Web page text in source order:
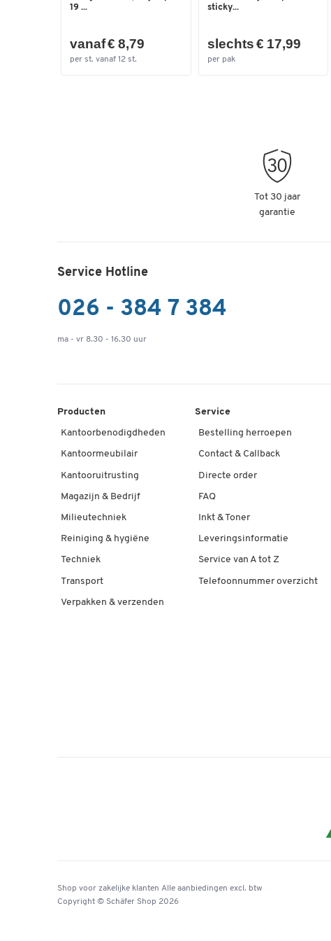
19 ...
vanaf € 8,79
per st. vanaf 12 st.
sticky...
slechts € 17,99
per pak
Tot 30 jaar
garantie
Service Hotline
026 - 384 7 384
ma - vr 8.30 - 16.30 uur
Producten
Kantoorbenodigdheden
Kantoormeubilair
Kantooruitrusting
Magazijn & Bedrijf
Milieutechniek
Reiniging & hygiëne
Techniek
Transport
Verpakken & verzenden
Service
Bestelling herroepen
Contact & Callback
Directe order
FAQ
Inkt & Toner
Leveringsinformatie
Service van A tot Z
Telefoonnummer overzicht
Shop voor zakelijke klanten Alle aanbiedingen excl. btw
Copyright © Schäfer Shop 2026